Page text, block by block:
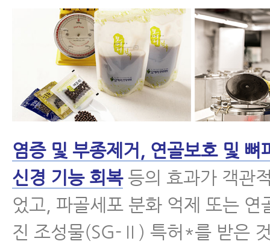
염증 및 부종제거, 연골보호 및 뼈
신경 기능 회복등의 효과가 객관
었고, 파골세포 분화 억제 또는 연
진 조성물(SG-Ⅱ) 특허*를 받은